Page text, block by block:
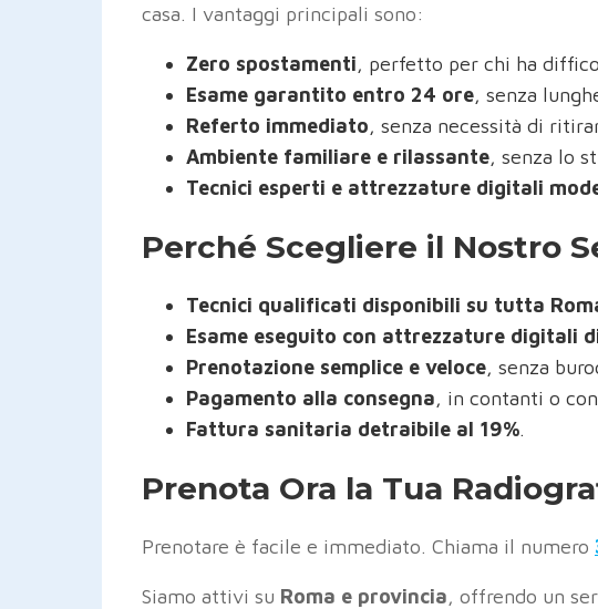
casa. I vantaggi principali sono:
Zero spostamenti, perfetto per chi ha
Esame garantito entro 24 ore, senza
Referto immediato, senza necessità di
Ambiente familiare e rilassante, senza lo
Tecnici esperti e attrezzature digitali
Perché Scegliere il Nostro
Tecnici qualificati disponibili su tutta
Esame eseguito con attrezzature digitali
Prenotazione semplice e veloce, senza
Pagamento alla consegna, in contanti o
Fattura sanitaria detraibile al 19%.
Prenota Ora la Tua
Prenotare è facile e immediato. Chiama il numero
Siamo attivi su Roma e provincia, offrendo un